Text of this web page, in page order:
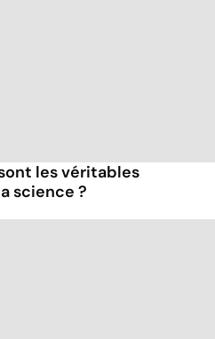
les véritables
science ?